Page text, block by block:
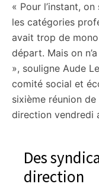
« Pour l’instant, on
les catégories
avait trop de
départ. Mais on
», souligne Aude
comité social et
sixième réunion
direction vendredi
Des
direction